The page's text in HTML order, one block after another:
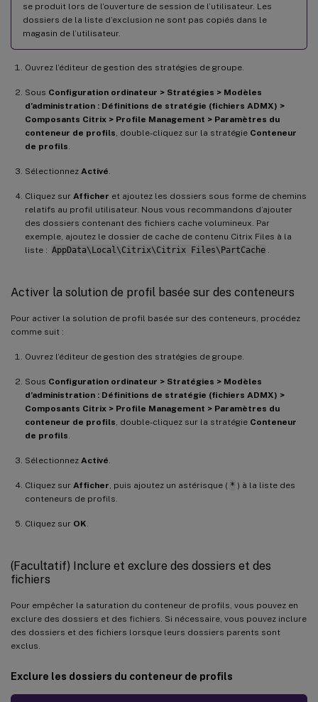
se produit lors de l’ouverture de session de l’utilisateur. Les
dossiers de la liste d’exclusion ne sont pas copiés dans le
magasin de l’utilisateur.
Ouvrez l’éditeur de gestion des stratégies de groupe.
Sous Configuration ordinateur > Stratégies > Modèles
d’administration : Définitions de stratégie (fichiers ADMX) >
Composants Citrix > Profile Management > Paramètres du
conteneur de profils , double-cliquez sur la stratégie Conteneur
de profils
Sélectionnez Activé
Cliquez sur Afficher et ajoutez les dossiers sous forme de chemins
relatifs au profil utilisateur. Nous vous recommandons d’ajouter
des dossiers contenant des fichiers cache volumineux. Par
exemple, ajoutez le dossier de cache de contenu Citrix Files à la
liste : AppData\Local\Citrix\Citrix Files\PartCache
Activer la solution de profil basée sur des conteneurs
Pour activer la solution de profil basée sur des conteneurs, procédez
comme suit :
Ouvrez l’éditeur de gestion des stratégies de groupe.
Sous Configuration ordinateur > Stratégies > Modèles
d’administration : Définitions de stratégie (fichiers ADMX) >
Composants Citrix > Profile Management > Paramètres du
conteneur de profils , double-cliquez sur la stratégie Conteneur
de profils
Sélectionnez Activé
Cliquez sur Afficher , puis ajoutez un astérisque ( * ) à la liste des
conteneurs de profils.
Cliquez sur OK
(Facultatif) Inclure et exclure des dossiers et des
fichiers
Pour empêcher la saturation du conteneur de profils, vous pouvez en
exclure des dossiers et des fichiers. Si nécessaire, vous pouvez inclure
des dossiers et des fichiers lorsque leurs dossiers parents sont
exclus.
Exclure les dossiers du conteneur de profils